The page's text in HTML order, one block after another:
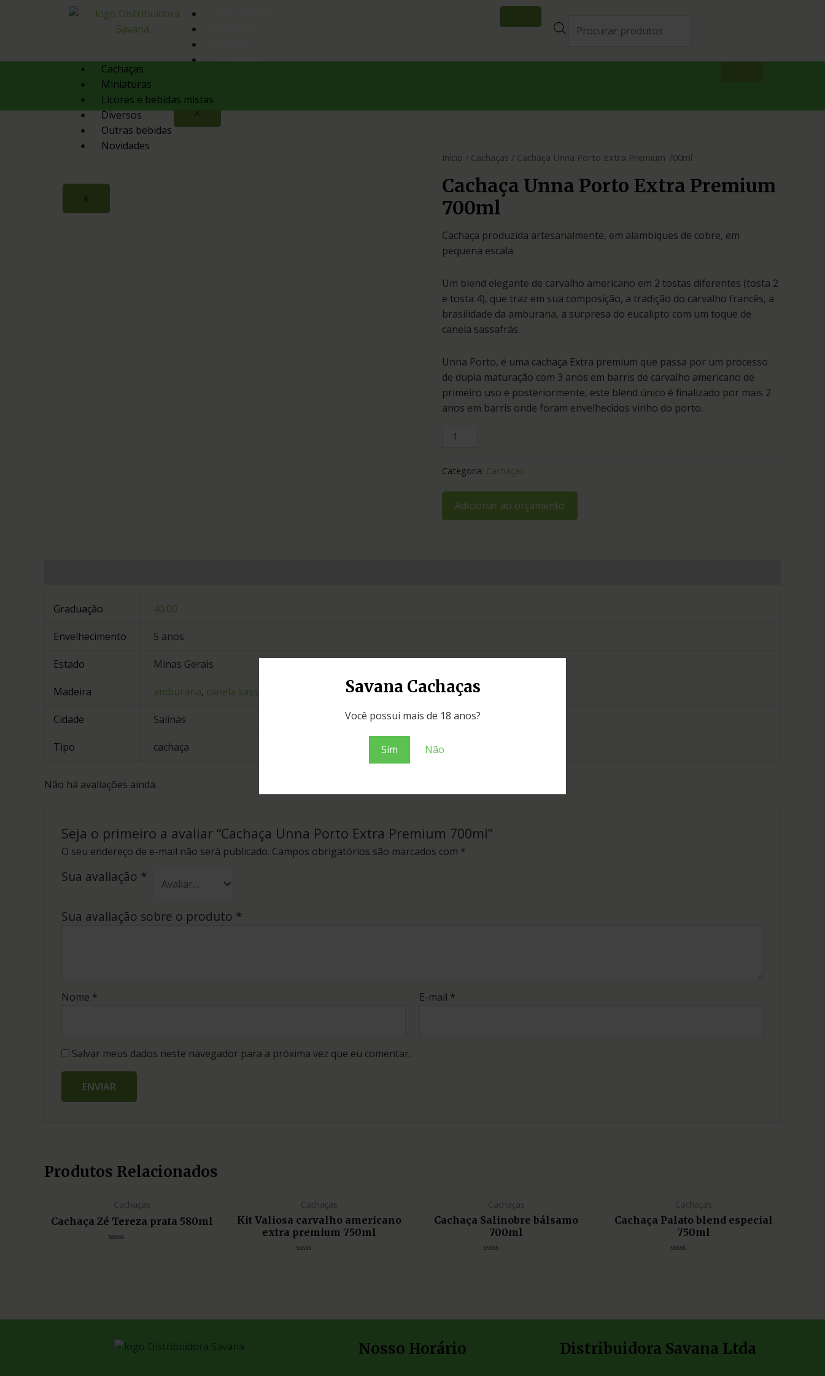
Savana Cachaças
Você possui mais de 18 anos?
Sim Não
Orçamento
X
Cachaças
Miniaturas
Licores e bebidas mistas
Diversos
Outras bebidas
Novidades
X
Início / Cachaças / Cachaça Unna Porto Extra Premium 700ml
Cachaça Unna Porto Extra Premium
700ml
Cachaça produzida artesanalmente, em alambiques de cobre, em
pequena escala.
Um blend elegante de carvalho americano em 2 tostas diferentes (tosta 2
e tosta 4), que traz em sua composição, a tradição do carvalho francês, a
brasilidade da amburana, a surpresa do eucalipto com um toque de
canela sassafrás.
Unna Porto, é uma cachaça Extra premium que passa por um processo
de dupla maturação com 3 anos em barris de carvalho americano de
primeiro uso e posteriormente, este blend único é finalizado por mais 2
anos em barris onde foram envelhecidos vinho do porto.
Categoria: Cachaças
Adicionar ao orçamento
Graduação 40.00
Envelhecimento 5 anos
Estado Minas Gerais
Madeira amburana, canela sassafras Carvalho americano,Carvalho Francês,Eucalipto
Cidade Salinas
Tipo cachaça
Não há avaliações ainda.
Seja o primeiro a avaliar “Cachaça Unna Porto Extra Premium 700ml”
O seu endereço de e-mail não será publicado. Campos obrigatórios são marcados com *
Sua avaliação *
Sua avaliação sobre o produto *
Nome * E-mail *
Salvar meus dados neste navegador para a próxima vez que eu comentar.
Produtos Relacionados
Cachaças
Cachaça Zé Tereza prata 580ml
Cachaças
Kit Valiosa carvalho americano
extra premium 750ml
Cachaças
Cachaça Salinobre bálsamo
700ml
Cachaças
Cachaça Palato blend especial
750ml
Nosso Horário Distribuidora Savana Ltda